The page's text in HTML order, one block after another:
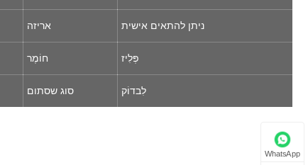
אריזה ניתן להתאים אישית
חוֹמֶר פְּלִיז
סוג שסתום לִבדוֹק
WhatsApp